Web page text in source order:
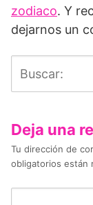
zodiaco. Y
dejarnos un
Deja una
Tu dirección de
obligatorios están